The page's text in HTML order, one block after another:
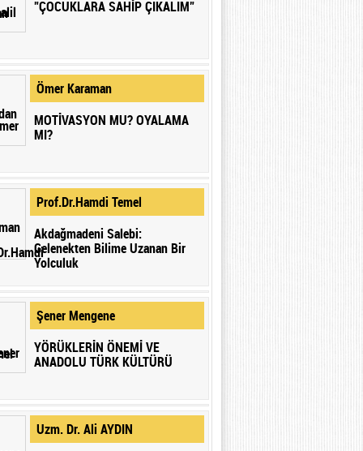
”ÇOCUKLARA SAHİP ÇIKALIM”
Ömer Karaman
MOTİVASYON MU? OYALAMA
MI?
Prof.Dr.Hamdi Temel
Akdağmadeni Salebi:
Gelenekten Bilime Uzanan Bir
Yolculuk
Şener Mengene
YÖRÜKLERİN ÖNEMİ VE
ANADOLU TÜRK KÜLTÜRÜ
Uzm. Dr. Ali AYDIN